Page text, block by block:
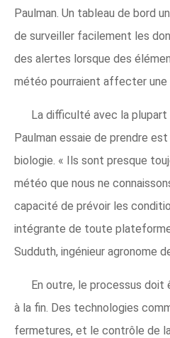
Paulman. Un tableau de bord
de surveiller facilement les
des alertes lorsque des
météo pourraient affecter une
La difficulté avec la plupart
Paulman essaie de prendre
biologie. « Ils sont presque
météo que nous ne
capacité de prévoir les
intégrante de toute
Sudduth, ingénieur agronome
En outre, le processus
à la fin. Des technologies
fermetures, et le contrôle de